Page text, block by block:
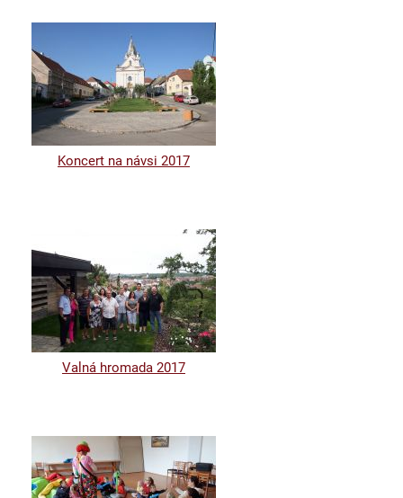
Koncert na návsi 2017
Valná hromada 2017